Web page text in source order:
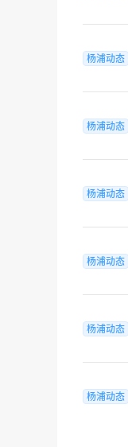
杨浦动态
杨浦动态
杨浦动态
杨浦动态
杨浦动态
杨浦动态